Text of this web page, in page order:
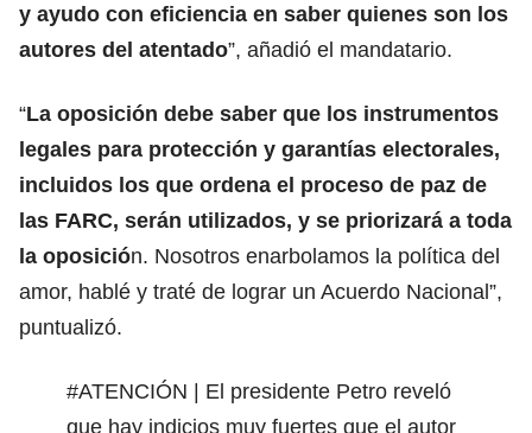
y ayudo con eficiencia en saber quienes son los
autores del atentado”, añadió el mandatario.
“La oposición debe saber que los instrumentos
legales para protección y garantías electorales,
incluidos los que ordena el proceso de paz de
las FARC, serán utilizados, y se priorizará a toda
la oposición. Nosotros enarbolamos la política del
amor, hablé y traté de lograr un Acuerdo Nacional”,
puntualizó.
#ATENCIÓN | El presidente Petro reveló
que hay indicios muy fuertes que el autor